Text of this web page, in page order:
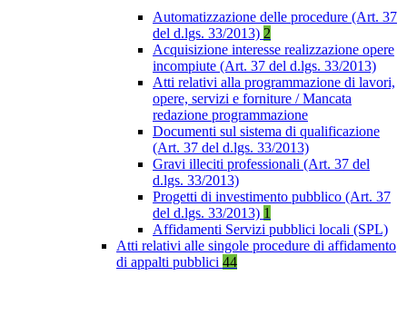
Automatizzazione delle procedure (Art. 37
del d.lgs. 33/2013) 2
Acquisizione interesse realizzazione opere
incompiute (Art. 37 del d.lgs. 33/2013)
Atti relativi alla programmazione di lavori,
opere, servizi e forniture / Mancata
redazione programmazione
Documenti sul sistema di qualificazione
(Art. 37 del d.lgs. 33/2013)
Gravi illeciti professionali (Art. 37 del
d.lgs. 33/2013)
Progetti di investimento pubblico (Art. 37
del d.lgs. 33/2013) 1
Affidamenti Servizi pubblici locali (SPL)
Atti relativi alle singole procedure di affidamento
di appalti pubblici 44